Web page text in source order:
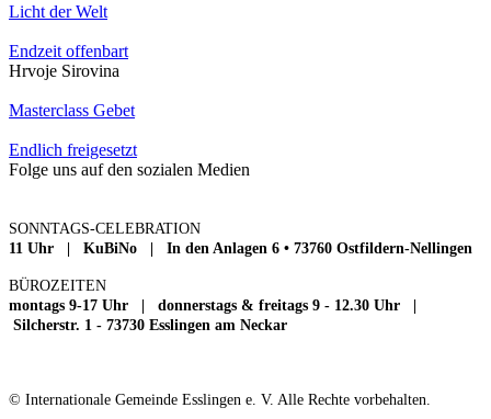
Licht der Welt
Endzeit offenbart
Hrvoje Sirovina
Masterclass Gebet
Endlich freigesetzt
Folge uns auf den sozialen Medien
SONNTAGS-CELEBRATION
11 Uhr | KuBiNo | In den Anlagen 6 • 73760 Ostfildern-Nellingen
BÜROZEITEN
montags 9-17 Uhr | donnerstags & freitags 9 - 12.30 Uhr |
Silcherstr. 1 - 73730 Esslingen am Neckar
© Internationale Gemeinde Esslingen e. V. Alle Rechte vorbehalten.